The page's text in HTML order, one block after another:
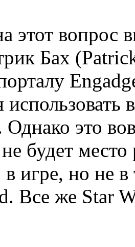
этот вопрос
Бах
использовать
это
будет
в игре, но не
Все же Star